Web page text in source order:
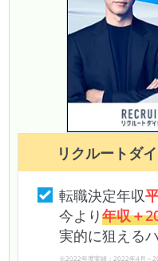
リクルートダ
転職決定年収
今より年収＋
実的に狙える
※2022年度実績：2022年4月～